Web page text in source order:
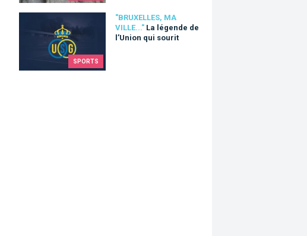
SPORTS
"BRUXELLES, MA
VILLE..." La légende de
l’Union qui sourit
La légende de l’Union qui sourit